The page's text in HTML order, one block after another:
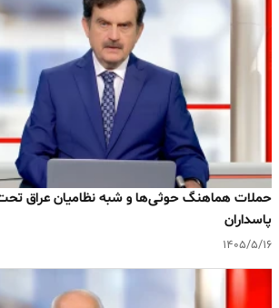
حملات هماهنگ حوثی‌ها و شبه نظامیان عراق
پاسداران
۱۴۰۵/۵/۱۶